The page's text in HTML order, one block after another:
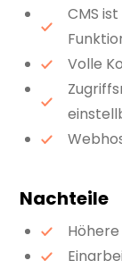
CMS
Volle
Nachteile